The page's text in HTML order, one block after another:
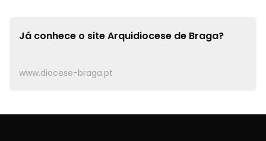
Já conhece o siteArquidiocese de Braga?
www.diocese-braga.pt